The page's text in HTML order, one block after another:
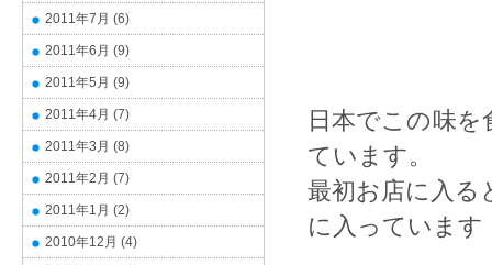
日本でこの味
ています。
最初お店に入る
に入っています
2011年7月 (6)
2011年6月 (9)
2011年5月 (9)
2011年4月 (7)
2011年3月 (8)
2011年2月 (7)
2011年1月 (2)
2010年12月 (4)